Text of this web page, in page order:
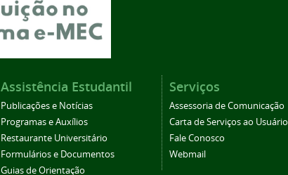
Assistência Estudantil
Publicações e Notícias
Programas e Auxílios
Restaurante Universitário
Formulários e Documentos
Guias de Orientação
Serviços
Assessoria de Comunicação
Carta de Serviços ao Usuário
Fale Conosco
Webmail